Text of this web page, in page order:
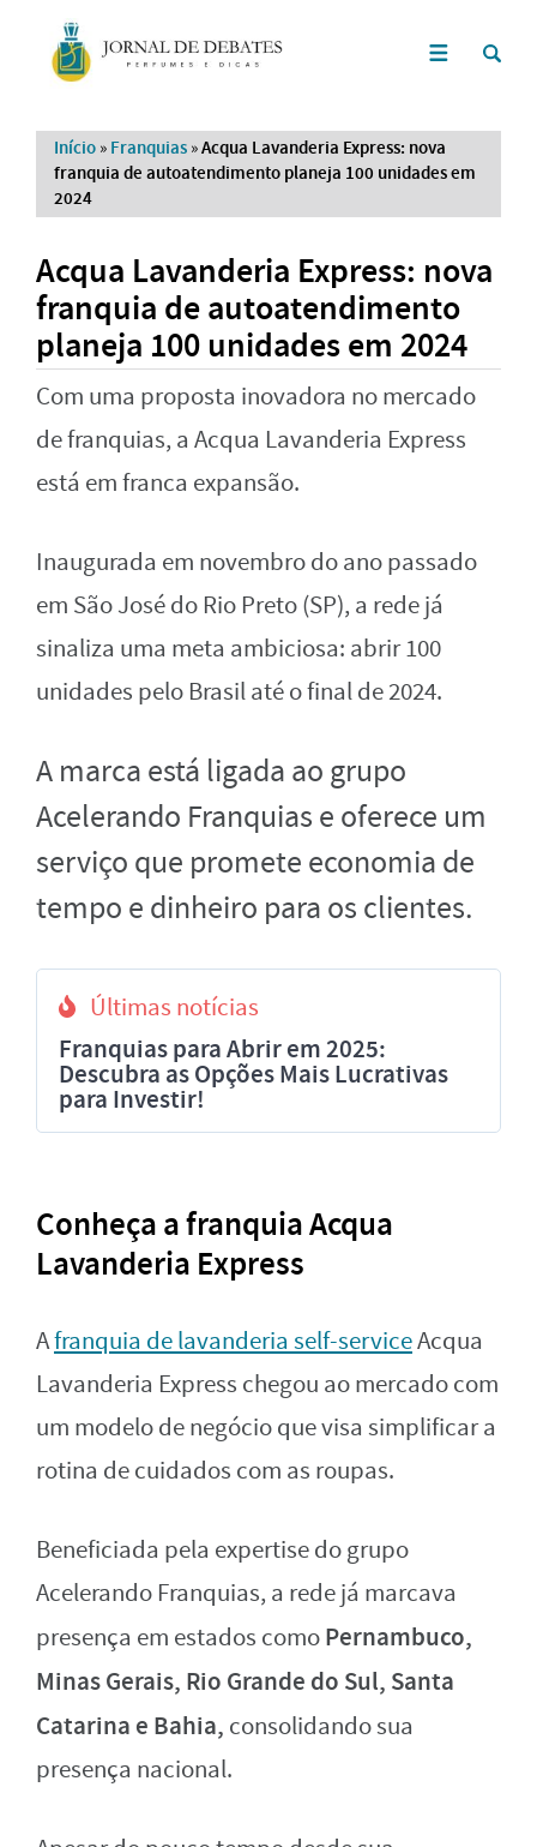
Início » Franquias »Acqua Lavanderia Express: nova
franquia de autoatendimento planeja 100 unidades em
2024
Acqua Lavanderia Express: nova
franquia de autoatendimento
planeja 100 unidades em 2024
Com uma proposta inovadora no mercado
de franquias, a Acqua Lavanderia Express
está em franca expansão.
Inaugurada em novembro do ano passado
em São José do Rio Preto (SP), a rede já
sinaliza uma meta ambiciosa: abrir 100
unidades pelo Brasil até o final de 2024.
A marca está ligada ao grupo
Acelerando Franquias e oferece um
serviço que promete economia de
tempo e dinheiro para os clientes.
Últimas notícias
Franquias para Abrir em 2025:
Descubra as Opções Mais Lucrativas
para Investir!
Conheça a franquia Acqua
Lavanderia Express
Afranquia de lavanderia self-serviceAcqua
Lavanderia Express chegou ao mercado com
um modelo de negócio que visa simplificar a
rotina de cuidados com as roupas.
Beneficiada pela expertise do grupo
Acelerando Franquias, a rede já marcava
presença em estados comoPernambuco,
Minas Gerais, Rio Grande do Sul, Santa
Catarina e Bahia, consolidando sua
presença nacional.